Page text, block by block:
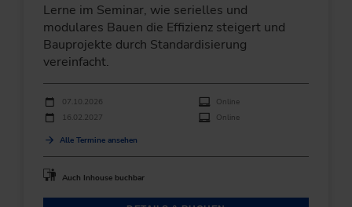
Lerne im Seminar, wie serielles und
modulares Bauen die Effizienz steigert und
Bauprojekte durch Standardisierung
vereinfacht.
Durchführungen
Veranstaltungsdatum
07.10.2026
Online
16.02.2027
Online
Alle Termine ansehen
Auch Inhouse buchbar